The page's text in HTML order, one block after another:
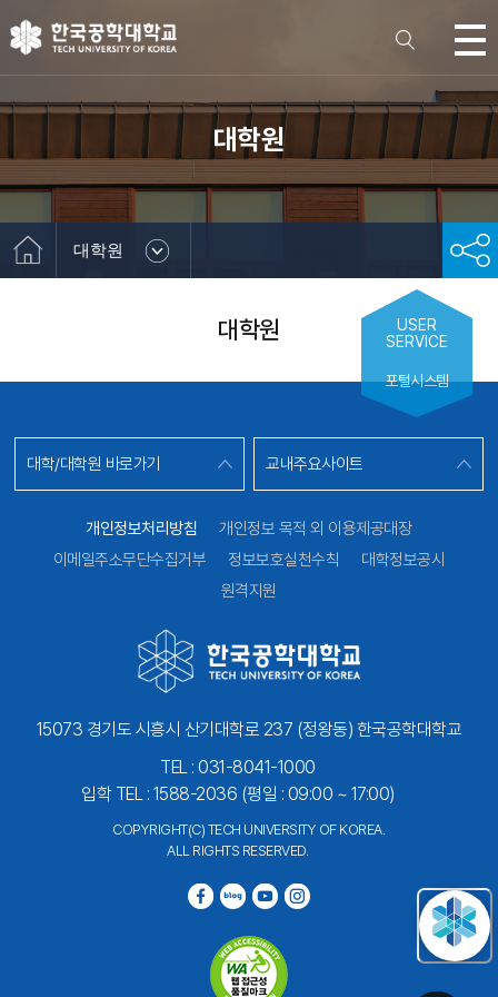
USER
SERVICE
포털시스템
대학원
대학원
대학원
대학/대학원 바로가기 교내주요사이트
개인정보처리방침
개인정보 목적 외 이용제공대장
이메일주소무단수집거부
정보보호실천수칙
대학정보공시
원격지원
15073 경기도 시흥시 산기대학로 237 (정왕동) 한국공학대학교
TEL : 031-8041-1000
입학 TEL : 1588-2036 (평일 : 09:00 ~ 17:00)
COPYRIGHT(C) TECH UNIVERSITY OF KOREA.
ALL RIGHTS RESERVED.